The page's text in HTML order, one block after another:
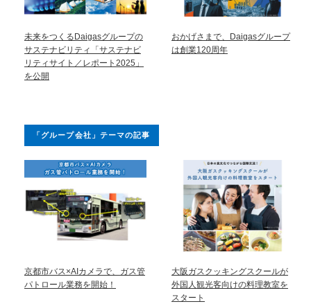
未来をつくるDaigasグループの
サステナビリティ「サステナビ
リティサイト／レポート2025」
を公開
おかげさまで、Daigasグループ
は創業120周年
「グループ会社」テーマの記事
京都市バス×AIカメラで、ガス管
パトロール業務を開始！
大阪ガスクッキングスクールが
外国人観光客向けの料理教室を
スタート